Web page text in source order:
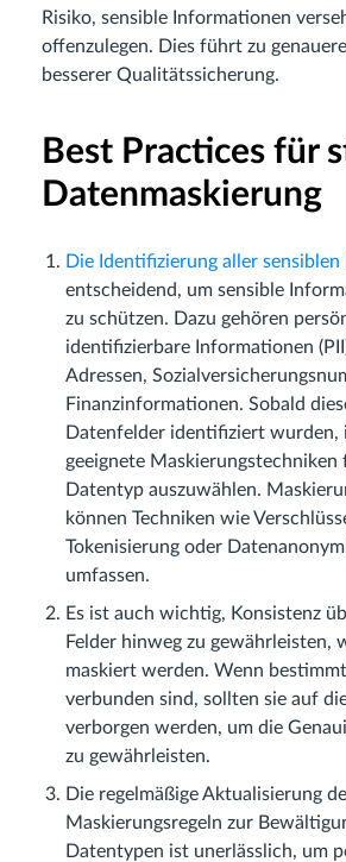
Risiko, sensible Informationen
offenzulegen. Dies führt zu
besserer Qualitätssicherung.
Best Practices für
Datenmaskierung
Die Identifizierung aller sensiblen
entscheidend, um sensible
zu schützen. Dazu gehören
identifizierbare Informationen
Adressen,
Finanzinformationen. Sobald
Datenfelder identifiziert wurden,
geeignete Maskierungstechniken
Datentyp auszuwählen.
können Techniken wie
Tokenisierung oder
umfassen.
Es ist auch wichtig, Konsistenz
Felder hinweg zu gewährleisten,
maskiert werden. Wenn
verbunden sind, sollten sie auf
verborgen werden, um die
zu gewährleisten.
Die regelmäßige Aktualisierung
Maskierungsregeln zur
Datentypen ist unerlässlich, um